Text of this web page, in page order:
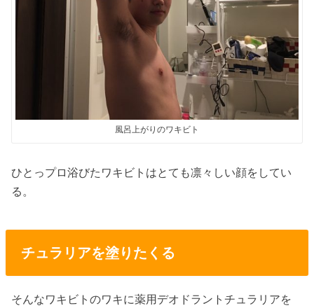
風呂上がりのワキビト
ひとっプロ浴びたワキビトはとても凛々しい顔をしてい
る。
チュラリアを塗りたくる
そんなワキビトのワキに薬用デオドラントチュラリアを